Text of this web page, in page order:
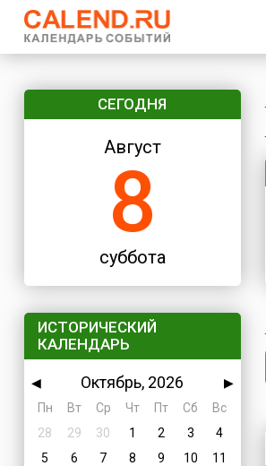
СЕГОДНЯ
Август
8
суббота
ИСТОРИЧЕСКИЙ
КАЛЕНДАРЬ
◀ Октябрь, 2026
▶
Пн
Вт Ср Чт Пт Сб
Вс
28
29 30 1 2 3
4
5
6 7 8 9 10
11